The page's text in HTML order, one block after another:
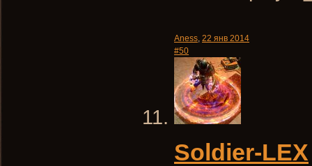
Aness, 22 янв 2014
#50
Soldier-LEX